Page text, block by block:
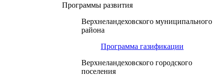
Программы развития
Верхнеландеховского муниципального
района
Программа газификации
Верхнеландеховского городского
поселения